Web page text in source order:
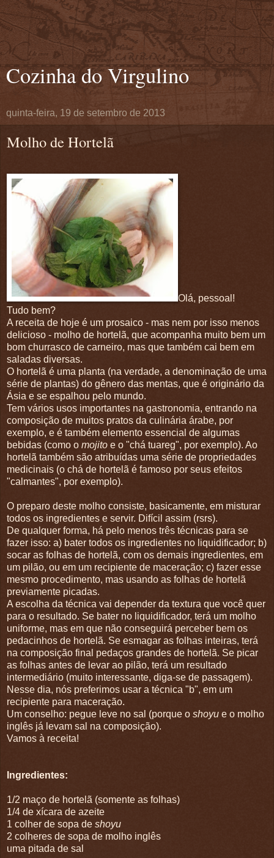
Cozinha do Virgulino
quinta-feira, 19 de setembro de 2013
Molho de Hortelã
Olá, pessoal!
Tudo bem?
A receita de hoje é um prosaico - mas nem por isso menos
delicioso - molho de hortelã, que acompanha muito bem um
bom churrasco de carneiro, mas que também cai bem em
saladas diversas.
O hortelã é uma planta (na verdade, a denominação de uma
série de plantas) do gênero das mentas, que é originário da
Ásia e se espalhou pelo mundo.
Tem vários usos importantes na gastronomia, entrando na
composição de muitos pratos da culinária árabe, por
exemplo, e é também elemento essencial de algumas
bebidas (como o mojito e o "chá tuareg", por exemplo). Ao
hortelã também são atribuídas uma série de propriedades
medicinais (o chá de hortelã é famoso por seus efeitos
"calmantes", por exemplo).
O preparo deste molho consiste, basicamente, em misturar
todos os ingredientes e servir. Difícil assim (rsrs).
De qualquer forma, há pelo menos três técnicas para se
fazer isso: a) bater todos os ingredientes no liquidificador; b)
socar as folhas de hortelã, com os demais ingredientes, em
um pilão, ou em um recipiente de maceração; c) fazer esse
mesmo procedimento, mas usando as folhas de hortelã
previamente picadas.
A escolha da técnica vai depender da textura que você quer
para o resultado. Se bater no liquidificador, terá um molho
uniforme, mas em que não conseguirá perceber bem os
pedacinhos de hortelã. Se esmagar as folhas inteiras, terá
na composição final pedaços grandes de hortelã. Se picar
as folhas antes de levar ao pilão, terá um resultado
intermediário (muito interessante, diga-se de passagem).
Nesse dia, nós preferimos usar a técnica "b", em um
recipiente para maceração.
Um conselho: pegue leve no sal (porque o shoyu e o molho
inglês já levam sal na composição).
Vamos à receita!
Ingredientes:
1/2 maço de hortelã (somente as folhas)
1/4 de xícara de azeite
1 colher de sopa de shoyu
2 colheres de sopa de molho inglês
uma pitada de sal